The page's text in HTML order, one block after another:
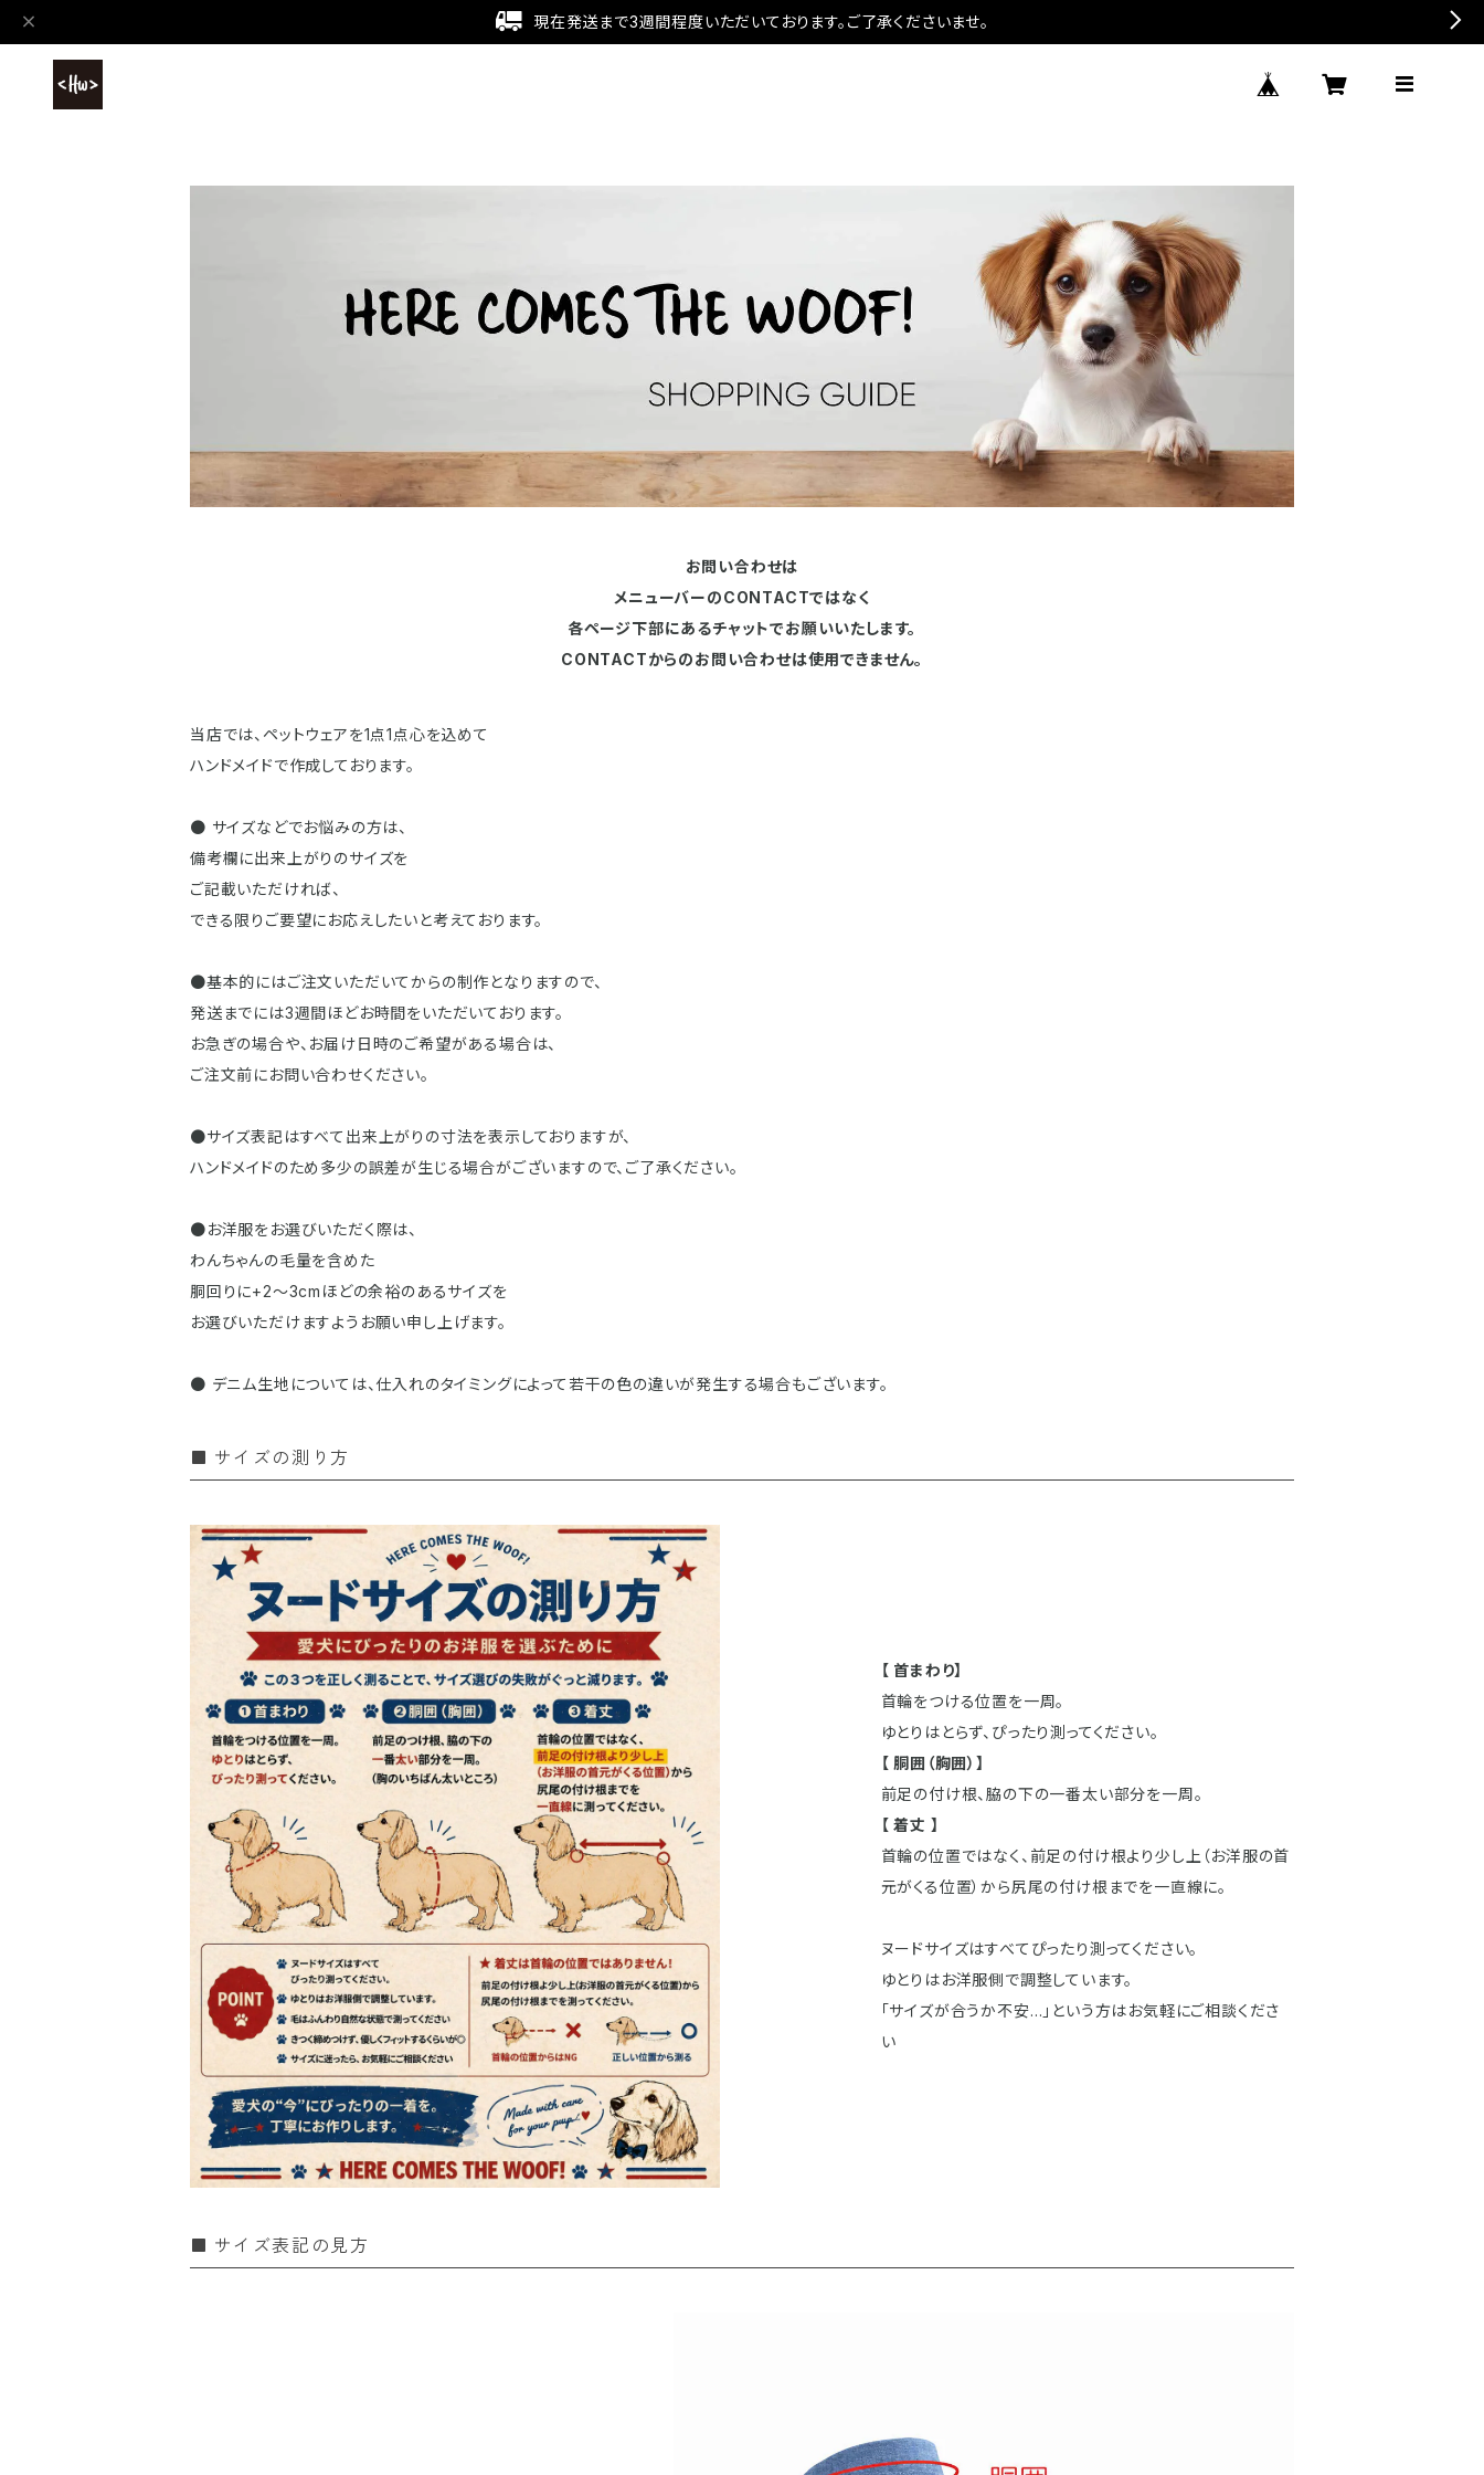
現在発送まで3週間程度いただいております。ご了承くださいませ。
お問い合わせは
メニューバーのCONTACTではなく
各ページ下部にあるチャットでお願いいたします。
CONTACTからのお問い合わせは使用できません。
当店では、ペットウェアを1点1点心を込めて
ハンドメイドで作成しております。
● サイズなどでお悩みの方は、
備考欄に出来上がりのサイズを
ご記載いただければ、
できる限りご要望にお応えしたいと考えております。
●基本的にはご注文いただいてからの制作となりますので、
発送までには3週間ほどお時間をいただいております。
お急ぎの場合や、お届け日時のご希望がある場合は、
ご注文前にお問い合わせください。
●サイズ表記はすべて出来上がりの寸法を表示しておりますが、
ハンドメイドのため多少の誤差が生じる場合がございますので、ご了承ください。
●お洋服をお選びいただく際は、
わんちゃんの毛量を含めた
胴回りに+2〜3cmほどの余裕のあるサイズを
お選びいただけますようお願い申し上げます。
● デニム生地については、仕入れのタイミングによって若干の色の違いが発生する場合もございます。
サイズの測り方
【 首まわり】
首輪をつける位置を一周。
ゆとりはとらず、ぴったり測ってください。
【 胴囲（胸囲）】
前足の付け根、脇の下の一番太い部分を一周。
【 着丈 】
首輪の位置ではなく、前足の付け根より少し上（お洋服の首
元がくる位置）から尻尾の付け根までを一直線に。
ヌードサイズはすべてぴったり測ってください。
ゆとりはお洋服側で調整しています。
「サイズが合うか不安…」という方はお気軽にご相談くださ
い
サイズ表記の見方